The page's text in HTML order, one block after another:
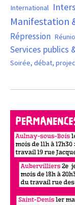
International
Manifestation
Répression
Services publics
Soirée, débat,